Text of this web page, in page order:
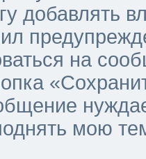
добавлять
на
мою